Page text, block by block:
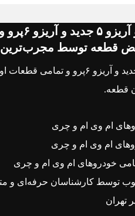
فروشنده
قطعه توسط مجرب‌ترین
ارسال سریع و مطمئن بلبرینگ چرخ
قطعه.
ام وی ام و چری
ام وی ام و چری
خودروهای ام وی ام و چری
توسط کارشناسان حرفه‌ای و
تهران